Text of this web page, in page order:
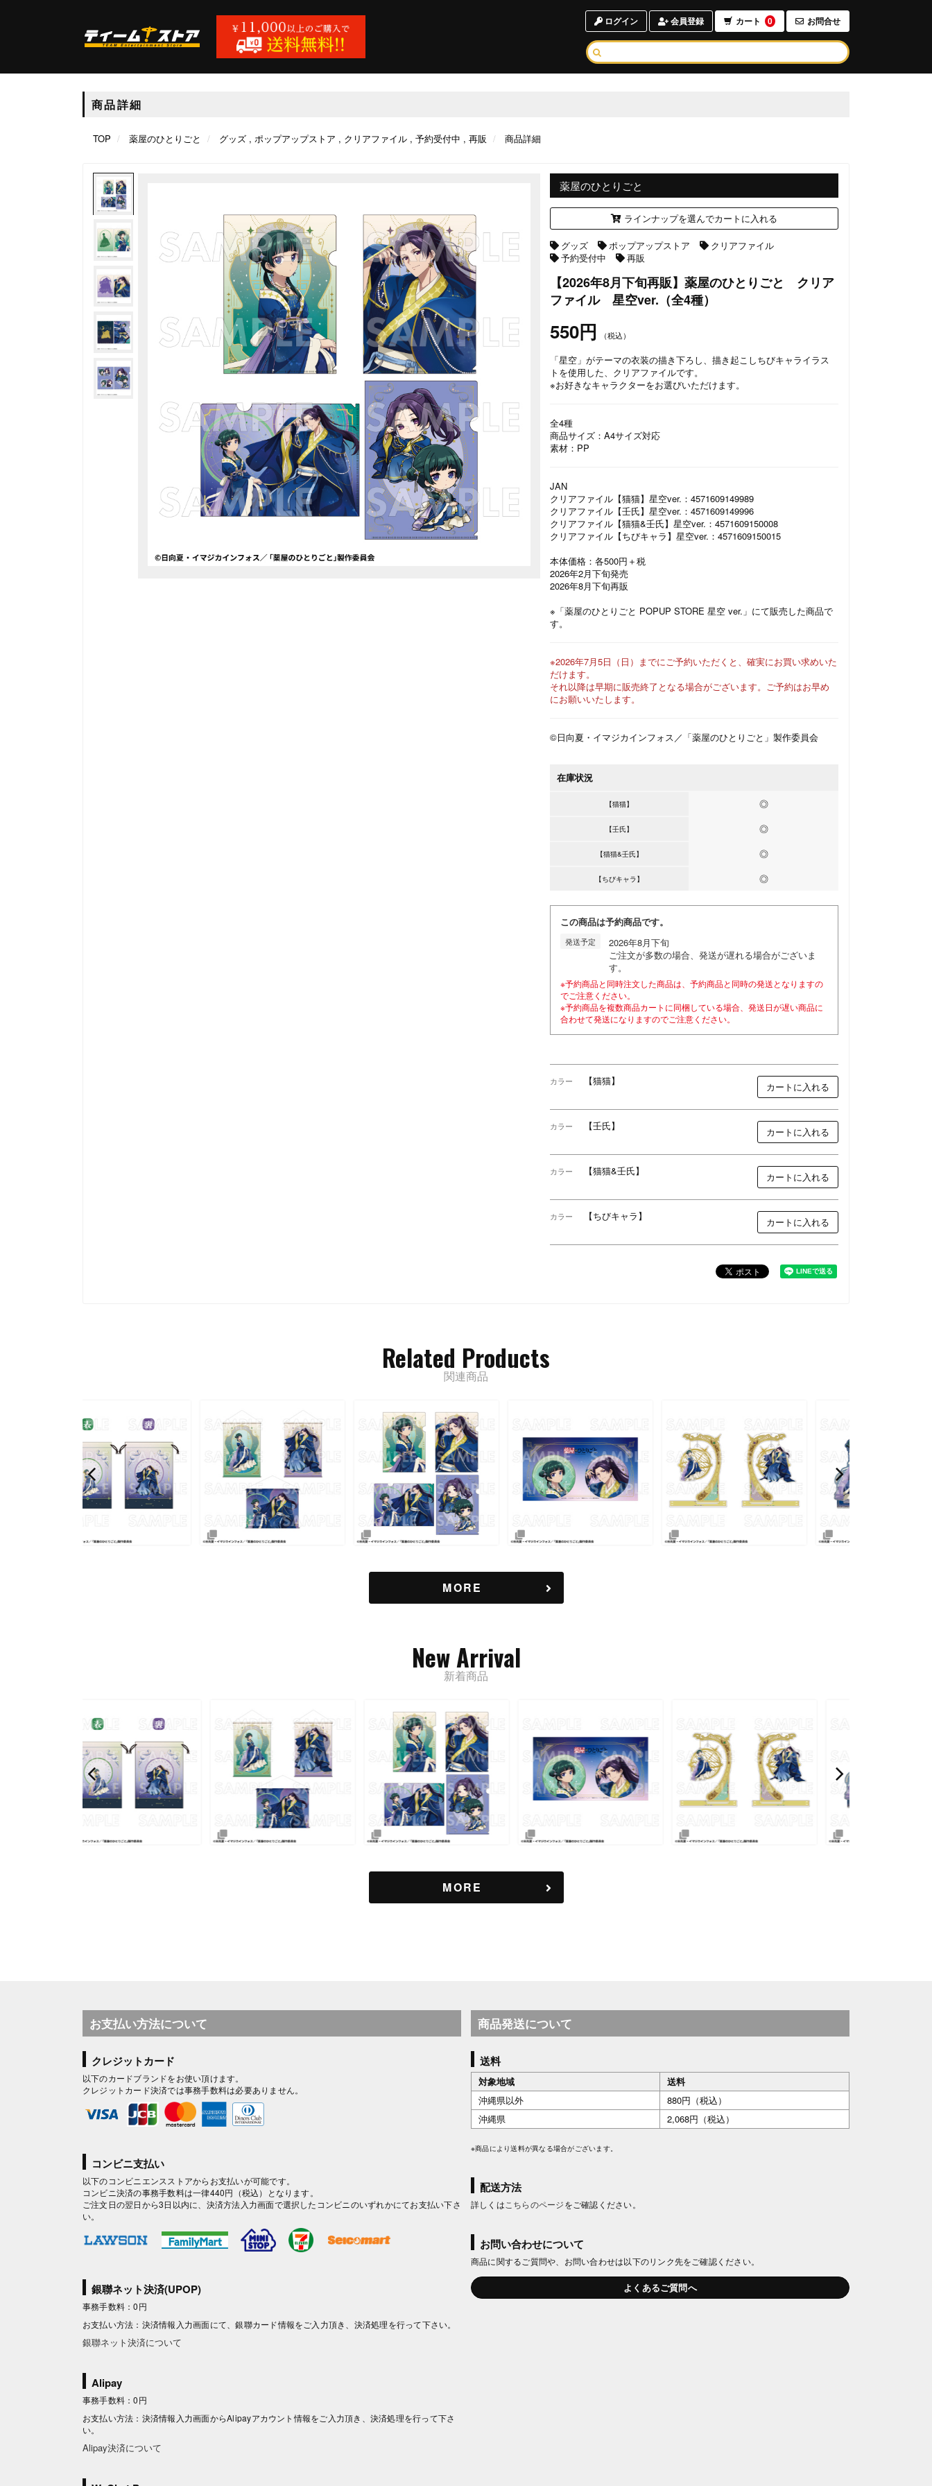
ログイン 会員登録 カート 0 お問合せ
商品詳細
TOP 薬屋のひとりごと グッズ ポップアップストア クリアファイル 予約受付中 再販 商品詳細
薬屋のひとりごと
ラインナップを選んでカートに入れる
グッズ ポップアップストア
クリアファイル
予約受付中
再販
【2026年8月下旬再販】薬屋のひとりごと クリア
ファイル 星空ver.（全4種）
550円 （税込）
「星空」がテーマの衣装の描き下ろし、描き起こしちびキャライラス
トを使用した、クリアファイルです。
※お好きなキャラクターをお選びいただけます。
全4種
商品サイズ：A4サイズ対応
素材：PP
JAN
クリアファイル【猫猫】星空ver.：4571609149989
クリアファイル【壬氏】星空ver.：4571609149996
クリアファイル【猫猫&壬氏】星空ver.：4571609150008
クリアファイル【ちびキャラ】星空ver.：4571609150015
本体価格：各500円＋税
2026年2月下旬発売
2026年8月下旬再販
※「薬屋のひとりごと POPUP STORE 星空 ver.」にて販売した商品で
す。
※2026年7月5日（日） までにご予約いただくと、確実にお買い求めいた
だけます。
それ以降は早期に販売終了となる場合がございます。ご予約はお早め
にお願いいたします。
©日向夏・イマジカインフォス／「薬屋のひとりごと」製作委員会
在庫状況
【猫猫】 ◎
【壬氏】 ◎
【猫猫&壬氏】 ◎
【ちびキャラ】 ◎
この商品は予約商品です。
発送予定
2026年8月下旬
ご注文が多数の場合、発送が遅れる場合がございま
す。
※予約商品と同時注文した商品は、予約商品と同時の発送となりますの
でご注意ください。
※予約商品を複数商品カートに同梱している場合、発送日が遅い商品に
合わせて発送になりますのでご注意ください。
カラー 【猫猫】 カートに入れる
カラー 【壬氏】 カートに入れる
カラー 【猫猫&壬氏】 カートに入れる
カラー 【ちびキャラ】 カートに入れる
Related Products
関連商品
MORE
New Arrival
新着商品
MORE
お支払い方法について
クレジットカード
以下のカードブランドをお使い頂けます。
クレジットカード決済では事務手数料は必要ありません。
コンビニ支払い
以下のコンビニエンスストアからお支払いが可能です。
コンビニ決済の事務手数料は一律440円（税込）となります。
ご注文日の翌日から3日以内に、決済方法入力画面で選択したコンビニのいずれかにてお支払い下さ
い。
銀聯ネット決済(UPOP)
事務手数料：0円
お支払い方法：決済情報入力画面にて、銀聯カード情報をご入力頂き、決済処理を行って下さい。
銀聯ネット決済について
Alipay
事務手数料：0円
お支払い方法：決済情報入力画面からAlipayアカウント情報をご入力頂き、決済処理を行って下さ
い。
Alipay決済について
商品発送について
送料
対象地域
送料
沖縄県以外
880円（税込）
沖縄県
2,068円（税込）
※商品により送料が異なる場合がございます。
配送方法
詳しくは こちらのページをご確認ください。
お問い合わせについて
商品に関するご質問や、お問い合わせは以下のリンク先をご確認ください。
よくあるご質問へ